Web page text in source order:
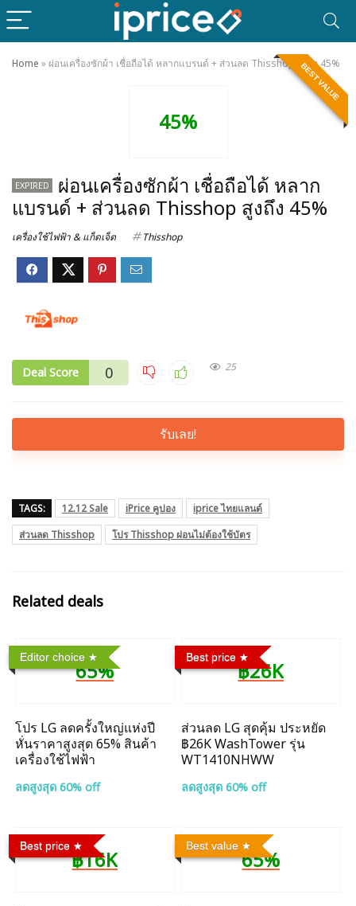
Home » ผ่อนเครื่องซักผ้า เชื่อถือได้ หลากแบรนด์ + ส่วนลด Thisshop สูงถึง 45%
BEST VALUE
45%
EXPIRED
ผ่อนเครื่องซักผ้า เชื่อถือได้ หลาก
แบรนด์ + ส่วนลด Thisshop สูงถึง 45%
เครื่องใช้ไฟฟ้า & แก็ดเจ็ต Thisshop
Deal Score 0 25
รับเลย!
TAGS: 12.12 Sale iPrice คูปอง
iprice ไทยแลนด์
ส่วนลด Thisshop
โปร Thisshop ผ่อนไม่ต้องใช้บัตร
Related deals
Editor choice
65%
โปร LG ลดครั้งใหญ่แห่งปี
หั่นราคาสูงสุด 65% สินค้า
เครื่องใช้ไฟฟ้า
ลดสูงสุด 60% off
Best price
฿26K
ส่วนลด LG สุดคุ้ม ประหยัด
฿26K WashTower รุ่น
WT1410NHWW
ลดสูงสุด 60% off
Best price
฿16K
Best value
65%